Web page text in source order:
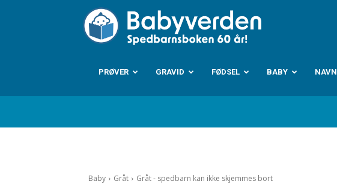
Babyverden.no
PRØVER GRAVID FØDSEL BABY NAVN
Baby Gråt Gråt - spedbarn kan ikke skjemmes bort